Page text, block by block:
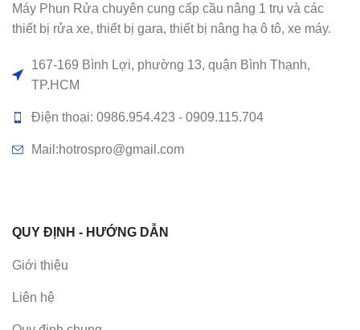
Máy Phun Rửa chuyên cung cấp cầu nâng 1 trụ và các
thiết bị rửa xe, thiết bị gara, thiết bị nâng hạ ô tô, xe máy.
167-169 Bình Lợi, phường 13, quận Bình Thạnh,
TP.HCM
Điện thoại: 0986.954.423 - 0909.115.704
Mail:hotrospro@gmail.com
QUY ĐỊNH - HƯỚNG DẪN
Giới thiệu
Liên hệ